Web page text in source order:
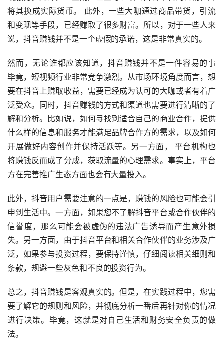
将其换成实际货币。 此外，一些大咖通过商品带货，引流
和变现等手段，已经赚取了很多财富。所以，对于一些人来
说，抖音赚钱并不是一个虚假的承诺，这是非常真实的。
然而，无论谁都应该知道，抖音赚钱并不是一件容易的事
毕竟，短视频行业非常竞争激烈。从市场环境角度而言，想
要在抖音上赚取收益，需要已经成为认可的大咖或者有着广
泛受众。同时，抖音赚钱的方式和渠道也需要进行清晰的了
解和分析。比如说，如何寻找到适合自己的商业合作，提供
什么样的信息和服务才能满足品牌合作方的需求，以及如何
开展做好内容创作并保持活跃等。另一方面， 平台机构也
将赚钱反而成了分成，获取流量的心理需求。事实上，平台
方在完善推广生态方面也会有大量投入。
此外，抖音用户需要注意的一点是，赚钱的风险也可能会引
申到生活中。一方面，如果您不了解抖音平台或合作伙伴的
信誉度，那么可能会被虚伪的违法广告诱导而产生意外损
失。另一方面，由于抖音平台和相关合作伙伴的业务涉及广
泛，如果参与投资过程，要保持谨慎，仔细阅读相关细则和
条款，规避一些灰色和不良的投资行为。
总之，抖音赚钱是客观真实的。但是，在实践过程中，您需
要了解它的规则和风险，并彻底分析一番后再针对你的情况
进行决策。毕竟，这就是对自己生活和财务安全负责的做
法。